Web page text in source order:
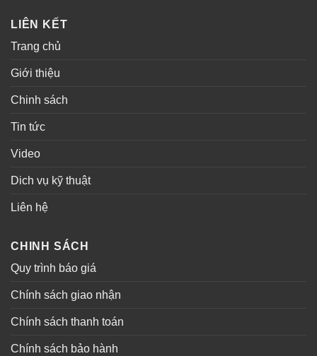
LIÊN KẾT
Trang chủ
Giới thiệu
Chinh sách
Tin tức
Video
Dich vụ kỹ thuật
Liên hệ
CHINH SÁCH
Quy trình báo giá
Chính sách giao nhận
Chính sách thanh toán
Chính sách bảo hành